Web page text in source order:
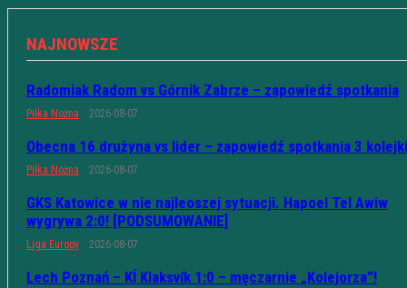
NAJNOWSZE
Radomiak Radom vs Górnik Zabrze – zapowiedź spotkania
Piłka Nożna 2026-08-07
Obecna 16 drużyna vs lider – zapowiedź spotkania 3 kolejki
Piłka Nożna 2026-08-07
GKS Katowice w nie najleoszej sytuacji. Hapoel Tel Awiw
wygrywa 2:0! [PODSUMOWANIE]
Liga Europy 2026-08-07
Lech Poznań – KÍ Klaksvík 1:0 – męczarnie „Kolejorza”!